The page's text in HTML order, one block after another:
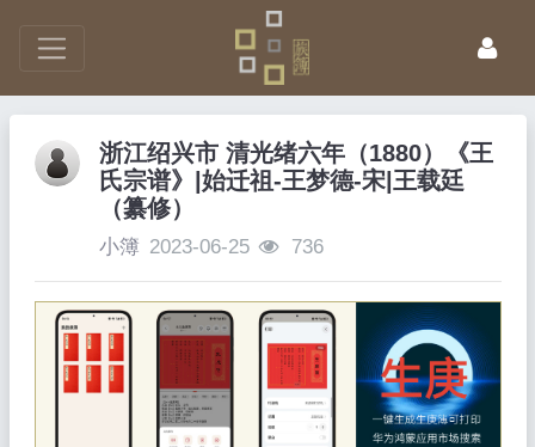
浙江绍兴市 清光绪六年（1880）《王
氏宗谱》|始迁祖-王梦德-宋|王载廷
（纂修）
小簿 2023-06-25 736